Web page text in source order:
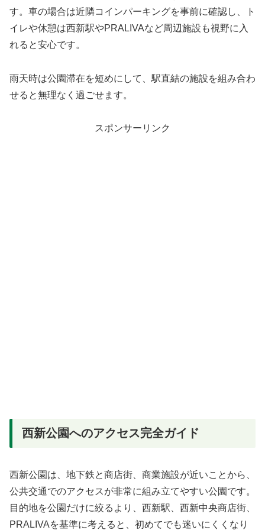
す。車の場合は近隣コインパーキングを事前に確認し、ト
イレや休憩は西新駅やPRALIVAなど周辺施設も視野に入
れると安心です。
雨天時は公園滞在を短めにして、駅直結の施設を組み合わ
せると無理なく過ごせます。
スポンサーリンク
西新公園へのアクセス完全ガイド
西新公園は、地下鉄と商店街、商業施設が近いことから、
公共交通でのアクセスが非常に組み立てやすい公園です。
目的地を公園だけに絞るより、西新駅、西新中央商店街、
PRALIVAを基準に考えると、初めてでも迷いにくくなり